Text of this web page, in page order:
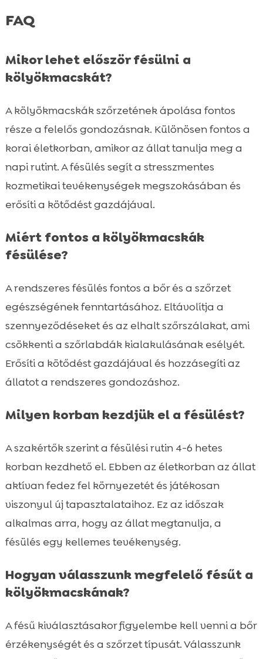
FAQ
Mikor lehet először fésülni a
kölyökmacskát?
A kölyökmacskák szőrzetének ápolása fontos
része a felelős gondozásnak. Különösen fontos a
korai életkorban, amikor az állat tanulja meg a
napi rutint. A fésülés segít a stresszmentes
kozmetikai tevékenységek megszokásában és
erősíti a kötődést gazdájával.
Miért fontos a kölyökmacskák
fésülése?
A rendszeres fésülés fontos a bőr és a szőrzet
egészségének fenntartásához. Eltávolítja a
szennyeződéseket és az elhalt szőrszálakat, ami
csökkenti a szőrlabdák kialakulásának esélyét.
Erősíti a kötődést gazdájával és hozzásegíti az
állatot a rendszeres gondozáshoz.
Milyen korban kezdjük el a fésülést?
A szakértők szerint a fésülési rutin 4-6 hetes
korban kezdhető el. Ebben az életkorban az állat
aktívan fedez fel környezetét és játékosan
viszonyul új tapasztalataihoz. Ez az időszak
alkalmas arra, hogy az állat megtanulja, a
fésülés egy kellemes tevékenység.
Hogyan válasszunk megfelelő fésűt a
kölyökmacskának?
A fésű kiválasztásakor figyelembe kell venni a bőr
érzékenységét és a szőrzet típusát. Válasszunk